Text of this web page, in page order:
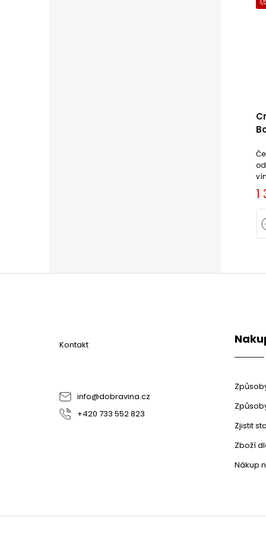
1
Z
Kontakt
info@dobravina.cz
+420 733 552 823
Zjistit
Zboží
Nákup